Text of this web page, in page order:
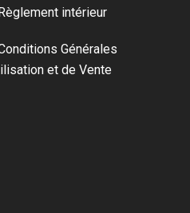
intérieur
Générales
et de Vente